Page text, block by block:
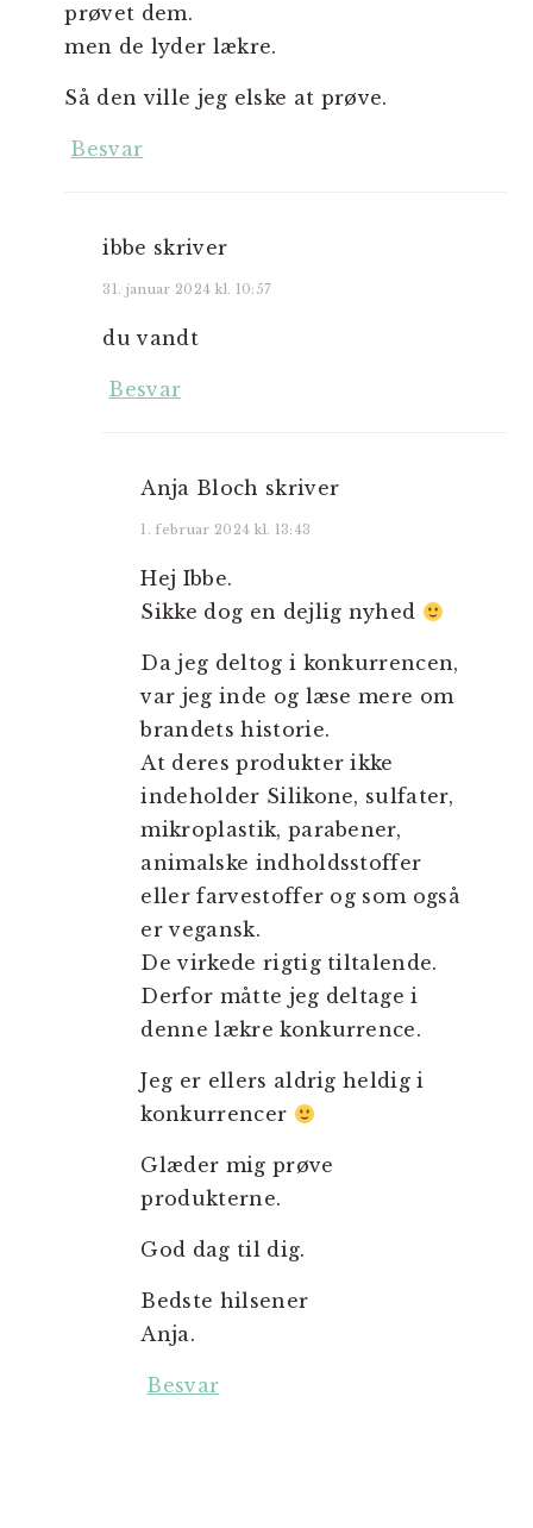
prøvet dem.
men de lyder lækre.
Så den ville jeg elske at prøve.
Besvar
ibbe skriver
31. januar 2024 kl. 10:57
du vandt
Besvar
Anja Bloch skriver
1. februar 2024 kl. 13:43
Hej Ibbe.
Sikke dog en dejlig nyhed
Da jeg deltog i konkurrencen,
var jeg inde og læse mere om
brandets historie.
At deres produkter ikke
indeholder Silikone, sulfater,
mikroplastik, parabener,
animalske indholdsstoffer
eller farvestoffer og som også
er vegansk.
De virkede rigtig tiltalende.
Derfor måtte jeg deltage i
denne lækre konkurrence.
Jeg er ellers aldrig heldig i
konkurrencer
Glæder mig prøve
produkterne.
God dag til dig.
Bedste hilsener
Anja.
Besvar